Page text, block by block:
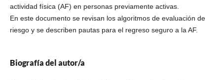
actividad física (AF) en personas previamente activas.
En este documento se revisan los algoritmos de evaluación de
riesgo y se describen pautas para el regreso seguro a la AF.
Biografía del autor/a